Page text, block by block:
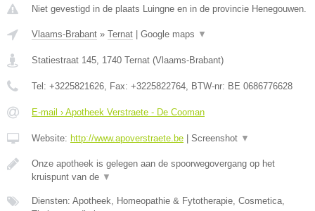
Niet gevestigd in de plaats Luingne en in de provincie Henegouwen.
Vlaams-Brabant » Ternat Google maps ▼
Statiestraat 145, 1740 Ternat (Vlaams-Brabant)
Tel: +3225821626, Fax: +3225822764, BTW-nr: BE 0686776628
E-mail › Apotheek Verstraete - De Cooman
Website: http://www.apoverstraete.be Screenshot ▼
Onze apotheek is gelegen aan de spoorwegovergang op het
kruispunt van de ▼
Diensten: Apotheek, Homeopathie & Fytotherapie, Cosmetica,